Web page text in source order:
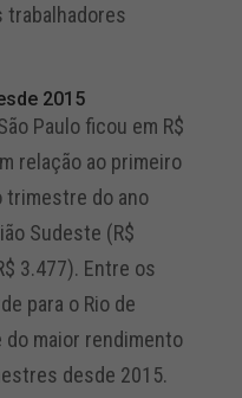
trabalhadores
2015
Paulo ficou em R$
relação ao primeiro
trimestre do ano
Sudeste (R$
3.477). Entre os
para o Rio de
do maior rendimento
desde 2015.